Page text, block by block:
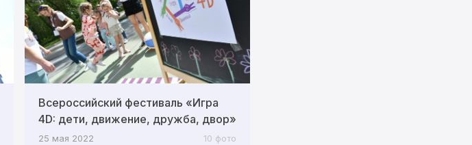
Всероссийский фестиваль «Игра
4D: дети, движение, дружба, двор»
25 мая 2022 10 фото